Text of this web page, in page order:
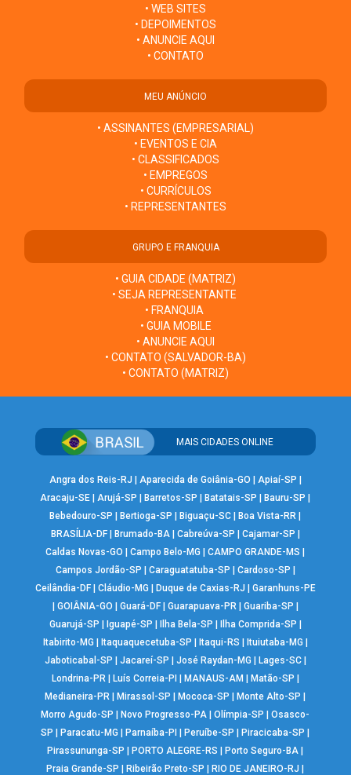
• WEB SITES
• DEPOIMENTOS
• ANUNCIE AQUI
• CONTATO
MEU ANÚNCIO
• ASSINANTES (EMPRESARIAL)
• EVENTOS E CIA
• CLASSIFICADOS
• EMPREGOS
• CURRÍCULOS
• REPRESENTANTES
GRUPO E FRANQUIA
• GUIA CIDADE (MATRIZ)
• SEJA REPRESENTANTE
• FRANQUIA
• GUIA MOBILE
• ANUNCIE AQUI
• CONTATO (SALVADOR-BA)
• CONTATO (MATRIZ)
MAIS CIDADES ONLINE
Angra dos Reis-RJ Aparecida de Goiânia-GO Apiaí-SP
Aracaju-SE |Arujá-SP Barretos-SP Batatais-SP Bauru-SP
Bebedouro-SP
Bertioga-SP Biguaçu-SC Boa Vista-RR
BRASÍLIA-DF| Brumado-BA| Cabreúva-SP Cajamar-SP
Caldas Novas-GO
|Campo Belo-MG |CAMPO GRANDE-MS
Campos Jordão-SP
Caraguatatuba-SP Cardoso-SP
Ceilândia-DF| Cláudio-MG Duque de Caxias-RJ
Garanhuns-PE
GOIÂNIA-GO Guará-DF| Guarapuava-PR| Guariba-SP
Guarujá-SP
Iguapé-SP Ilha Bela-SP Ilha Comprida-SP
Itabirito-MG
Itaquaquecetuba-SP Itaqui-RS Ituiutaba-MG
Jaboticabal-SP
Jacareí-SP José Raydan-MG Lages-SC|
Londrina-PR| Luís Correia-PI MANAUS-AM Matão-SP
Medianeira-PR
Mirassol-SP Mococa-SP Monte Alto-SP
Morro Agudo-SP
Novo Progresso-PA |Olímpia-SP |Osasco-
SP
Paracatu-MG Parnaíba-PI Peruíbe-SP Piracicaba-SP
Pirassununga-SP
PORTO ALEGRE-RS Porto Seguro-BA
Praia Grande-SP
Ribeirão Preto-SP RIO DE JANEIRO-RJ